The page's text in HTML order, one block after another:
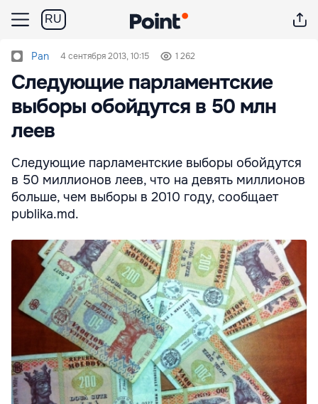
RU
Pan 4 сентября 2013, 10:15 1 262
Следующие парламентские
выборы обойдутся в 50 млн
леев
Следующие парламентские выборы обойдутся
в 50 миллионов леев, что на девять миллионов
больше, чем выборы в 2010 году, сообщает
publika.md.